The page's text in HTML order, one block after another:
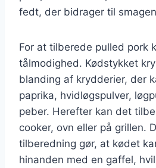
fedt, der bidrager til
For at tilberede pulled pork
tålmodighed. Kødstykket
blanding af krydderier, der
paprika, hvidløgspulver,
peber. Herefter kan det
cooker, ovn eller på grillen.
tilberedning gør, at kødet
hinanden med en gaffel,